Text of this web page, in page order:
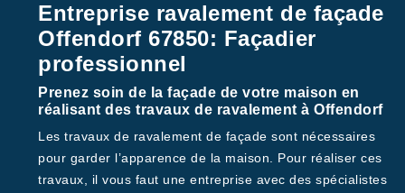
Entreprise ravalement de façade
Offendorf 67850: Façadier
professionnel
Prenez soin de la façade de votre maison en
réalisant des travaux de ravalement à Offendorf
Les travaux de ravalement de façade sont nécessaires
pour garder l’apparence de la maison. Pour réaliser ces
travaux, il vous faut une entreprise avec des spécialistes